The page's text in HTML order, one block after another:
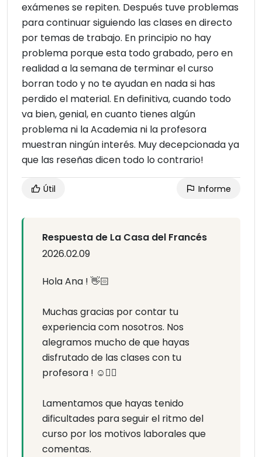
exámenes se repiten. Después tuve problemas
para continuar siguiendo las clases en directo
por temas de trabajo. En principio no hay
problema porque esta todo grabado, pero en
realidad a la semana de terminar el curso
borran todo y no te ayudan en nada si has
perdido el material. En definitiva, cuando todo
va bien, genial, en cuanto tienes algún
problema ni la Academia ni la profesora
muestran ningún interés. Muy decepcionada ya
que las reseñas dicen todo lo contrario!
Útil Informe
Respuesta de La Casa del Francés
2026.02.09
Hola Ana ! 👋🏻
Muchas gracias por contar tu
experiencia com nosotros. Nos
alegramos mucho de que hayas
disfrutado de las clases con tu
profesora ! ☺️👌🏻
Lamentamos que hayas tenido
dificultades para seguir el ritmo del
curso por los motivos laborales que
comentas.